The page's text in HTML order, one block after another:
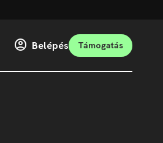
Belépés Támogatás